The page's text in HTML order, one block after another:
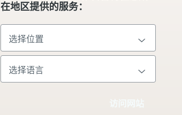
在地区提供的服务：